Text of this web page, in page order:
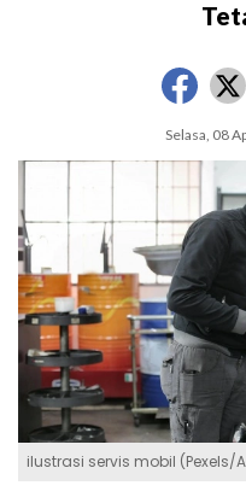
Selasa, 08
ilustrasi servis mobil